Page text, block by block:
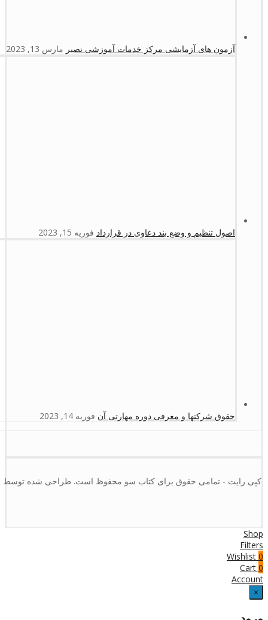
آزمون های آزمایشی مرکز خدمات آموزشی نصیر مارس 13, 2023
اصول تنظیم و وضع بند دعاوی در قرارداد فوریه 15, 2023
حقوق شرکتها و معرفی دوره مهارتی آن فوریه 14, 2023
کپی رایت - تمامی حقوق برای کتاب سو محفوظ است. طراحی شده
Shop
Filters
0
Wishlist
0
Cart
Account
×